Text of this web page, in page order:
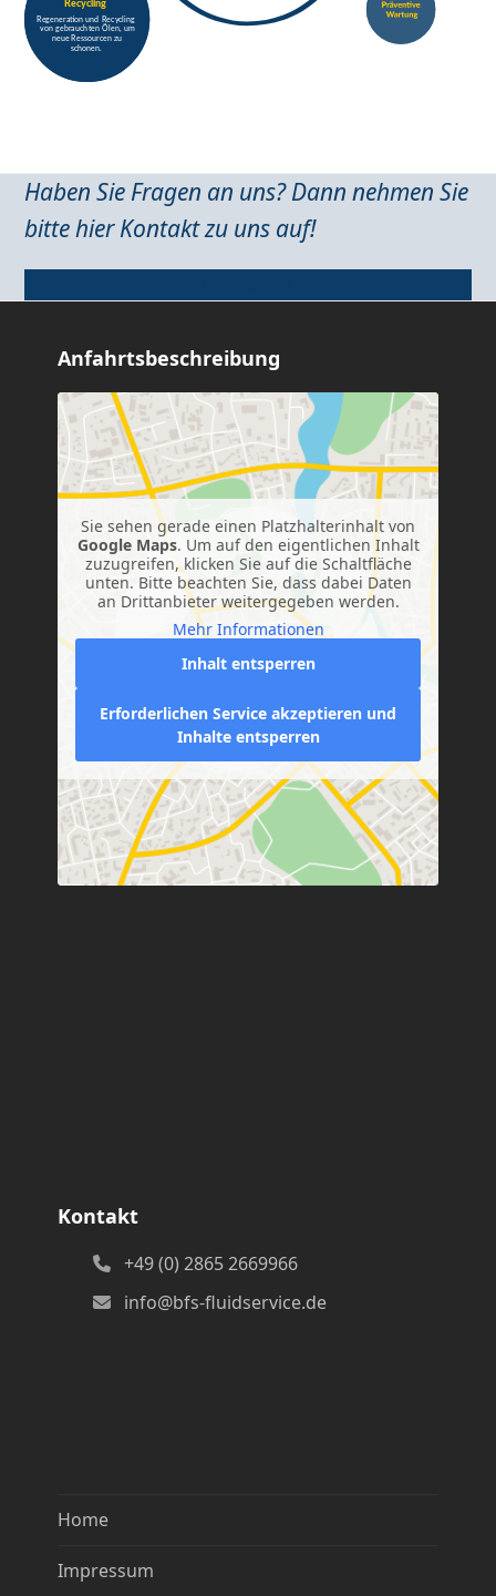
Regeneration und Recycling
vongebrauchtenÖlen, um
neueRessourcen zu
schonen.
Recycling
Haben Sie Fragen an uns? Dann nehmen Sie
bitte hier Kontakt zu uns auf!
Anfahrtsbeschreibung
Sie sehen gerade einen Platzhalterinhalt von
Google Maps. Um auf den eigentlichen Inhalt
zuzugreifen, klicken Sie auf die Schaltfläche
unten. Bitte beachten Sie, dass dabei Daten
an Drittanbieter weitergegeben werden.
Mehr Informationen
Inhalt entsperren
Erforderlichen Service akzeptieren und
Inhalte entsperren
Kontakt
+49 (0) 2865 2669966
info@bfs-fluidservice.de
Home
Impressum